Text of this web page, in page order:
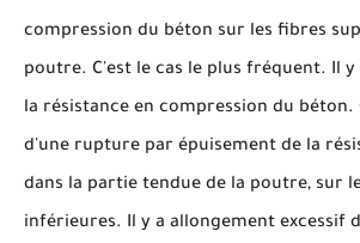
compression du béton sur les fibres
poutre. C'est le cas le plus fréquent. Il y
la résistance en compression du béton.
d'une rupture par épuisement de la
dans la partie tendue de la poutre, sur
inférieures. Il y a allongement excessif